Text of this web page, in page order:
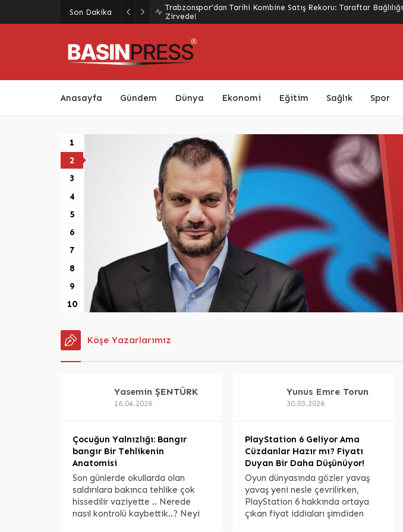
Son Dakika
Trabzonspor’dan Tarihi Kombine Satış Rekoru: Taraftar Bağlılığı
Zirvede!
Anasayfa Gündem Dünya Ekonomi Eğitim Sağlık Spor
Hamlesi:
Odaklanıldı
1
2
3
4
5
6
7
8
9
10
Köşe Yazarlarımız
Yasemin ŞENTÜRK
16.04.2026
Çocuğun Yalnızlığı: Bangır
bangır Bir Tehlikenin
Anatomisi
Son günlerde okullarda olan
saldırılara bakınca tehlike çok
hissedilir vaziyette .. Nerede
nasıl kontrolü kaybettik..? Neyi
Yunus Emre Torun
30.03.2026
PlayStation 6 Geliyor Ama
Cüzdanlar Hazır mı? Fiyatı
Duyan Bir Daha Düşünüyor!
Oyun dünyasında gözler yavaş
yavaş yeni nesle çevrilirken,
PlayStation 6 hakkında ortaya
çıkan fiyat iddiaları şimdiden